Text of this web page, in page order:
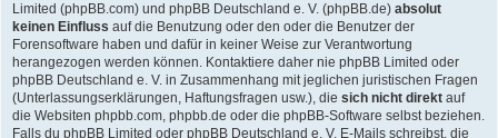
Limited (phpBB.com) und phpBB Deutschland e. V. (phpBB.de) absolut
keinen Einfluss auf die Benutzung oder den oder die Benutzer der
Forensoftware haben und dafür in keiner Weise zur Verantwortung
herangezogen werden können. Kontaktiere daher nie phpBB Limited oder
phpBB Deutschland e. V. in Zusammenhang mit jeglichen juristischen Fragen
(Unterlassungserklärungen, Haftungsfragen usw.), die sich nicht direkt auf
die Websiten phpbb.com, phpbb.de oder die phpBB-Software selbst beziehen.
Falls du phpBB Limited oder phpBB Deutschland e. V. E-Mails schreibst, die